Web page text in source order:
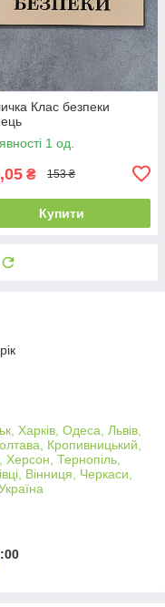
Клас безпеки
1 од.
₴ 153 ₴
Купити
Харків, Одеса, Львів,
Кропивницький,
Тернопіль,
Вінниця, Черкаси,